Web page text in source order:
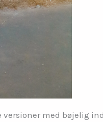
med bøjelig